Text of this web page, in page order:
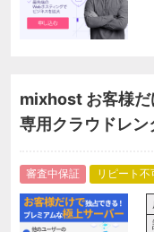
mixhost お客様だ
専用クラウドレン
審査中保証 リピート不